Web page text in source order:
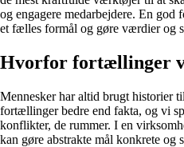
og engagere medarbejdere. En
et fælles formål og gøre værdier og
Hvorfor fortællinger
Mennesker har altid brugt historier
fortællinger bedre end fakta, og vi
konflikter, de rummer. I en
kan gøre abstrakte mål konkrete og